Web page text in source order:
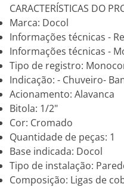
CARACTERÍSTICAS DO
Marca: Docol
Informações técnicas -
Informações técnicas -
Tipo de registro:
Indicação: - Chuveiro-
Acionamento: Alavanca
Bitola: 1/2"
Cor: Cromado
Quantidade de peças: 1
Base indicada: Docol
Tipo de instalação:
Composição: Ligas de